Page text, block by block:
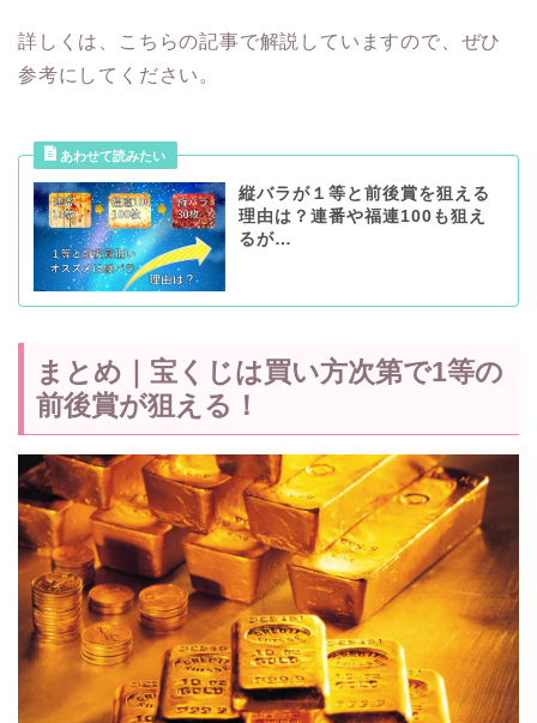
詳しくは、こちらの記事で解説していますので、ぜひ
参考にしてください。
縦バラが１等と前後賞を狙える
理由は？連番や福連100も狙え
るが…
まとめ｜宝くじは買い方次第で1等の
前後賞が狙える！